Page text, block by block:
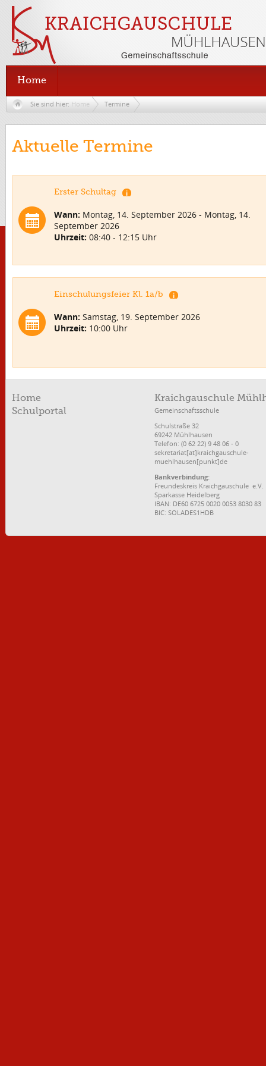
Home
Sie sind hier: Home Termine
Aktuelle Termine
Erster Schultag
Wann: Montag, 14. September 2026 - Montag, 14.
September 2026
Uhrzeit: 08:40 - 12:15 Uhr
Einschulungsfeier Kl. 1a/b
Wann: Samstag, 19. September 2026
Uhrzeit: 10:00 Uhr
Home
Schulportal
Kraichgauschule
Gemeinschaftsschule
Schulstraße 32
69242 Mühlhausen
Telefon: (0 62 22) 9 48 06 - 0
sekretariat[at]kraichgauschule-
muehlhausen[punkt]de
Bankverbindung:
Freundeskreis Kraichgauschule e.V.
Sparkasse Heidelberg
IBAN: DE60 6725 0020 0053 8030 83
BIC: SOLADES1HDB